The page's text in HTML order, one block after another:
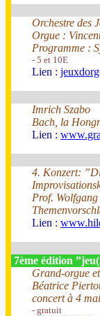
Orchestre des
Orgue :
Programme :
- 5 et 10E
Lien :
Imrich Szabo
Bach, la
Lien :
4. Konzert:
Prof.
Lien :
7ème édition
Grand-orgue
Béatrice
concert à 4
- gratuit